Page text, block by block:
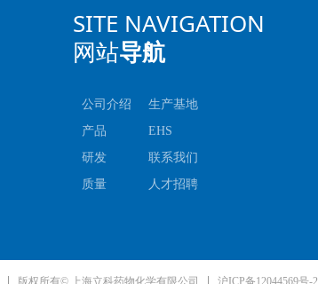
公司介绍
产品
研发
质量
生产基地
EHS
联系我们
人才招聘
SITE NAVIGATION
网站导航
沪ICP备12044569号-2